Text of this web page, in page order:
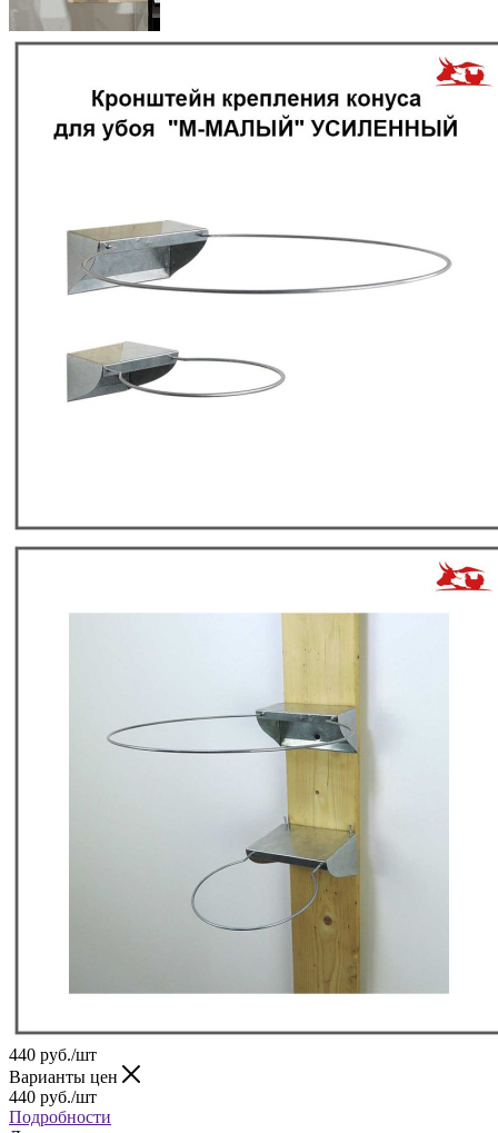
440 руб./шт
Варианты цен
440 руб./шт
Подробности